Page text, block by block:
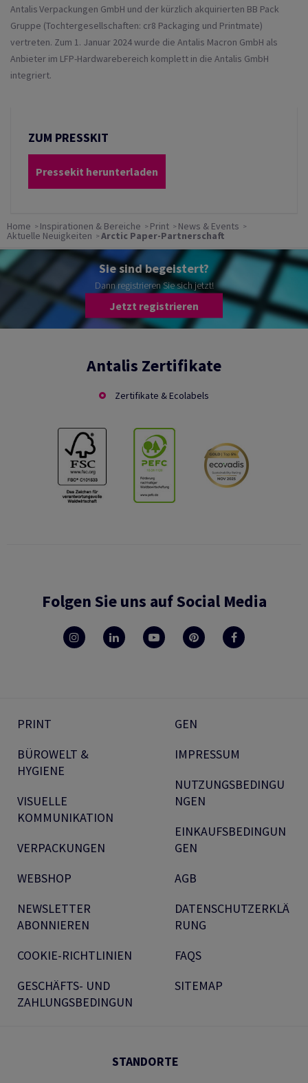
Antalis Verpackungen GmbH und der kürzlich akquirierten BB Pack
Gruppe (Tochtergesellschaften: cr8 Packaging und Printmate)
vertreten. Zum 1. Januar 2024 wurde die Antalis Macron GmbH als
Anbieter im LFP-Hardwarebereich komplett in die Antalis GmbH
integriert.
ZUM PRESSKIT
Pressekit herunterladen
Home Inspirationen & Bereiche Print News & Events
Aktuelle Neuigkeiten Arctic Paper-Partnerschaft
Sie sind begeistert?
Dann registrieren Sie sich jetzt!
Jetzt registrieren
Antalis Zertifikate
Zertifikate & Ecolabels
Folgen Sie uns auf Social Media
PRINT
BÜROWELT &
HYGIENE
VISUELLE
KOMMUNIKATION
VERPACKUNGEN
WEBSHOP
NEWSLETTER
ABONNIEREN
COOKIE-RICHTLINIEN
GESCHÄFTS- UND
ZAHLUNGSBEDINGUN
GEN
IMPRESSUM
NUTZUNGSBEDINGU
NGEN
EINKAUFSBEDINGUN
GEN
AGB
DATENSCHUTZERKLÄ
RUNG
FAQS
SITEMAP
STANDORTE